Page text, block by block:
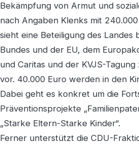
Bekämpfung von Armut und
nach Angaben Klenks mit
sieht eine Beteiligung des Landes
Bundes und der EU, dem
und Caritas und der KVJS-
vor. 40.000 Euro werden in den
Dabei geht es konkret um die
Präventionsprojekte
„Starke Eltern-Starke Kinder“.
Ferner unterstützt die CDU-